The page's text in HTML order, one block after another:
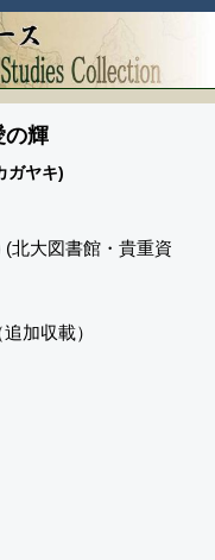
の輝
ガヤキ)
北大図書館・貴重資
加収載）